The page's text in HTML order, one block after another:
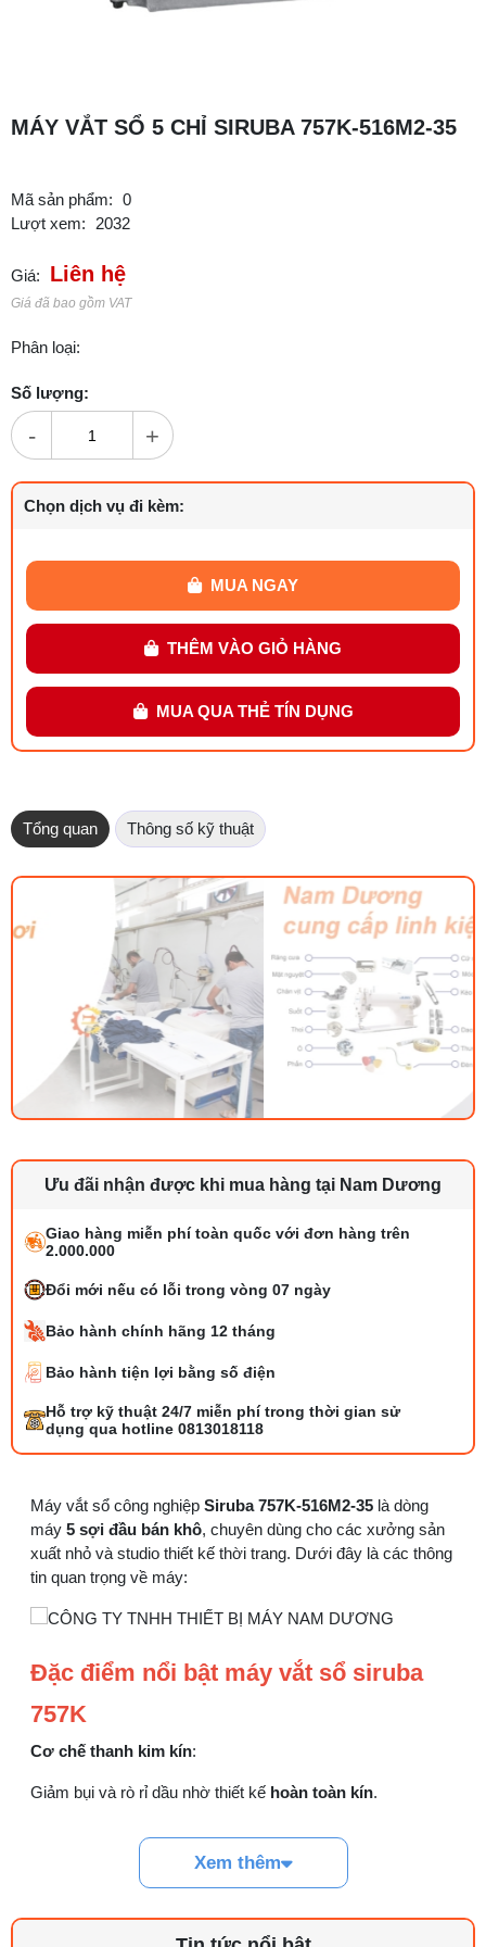
MÁY VẮT SỔ 5 CHỈ SIRUBA 757K-516M2-35
Mã sản phẩm: 0
Lượt xem:
2032
Giá: Liên hệ
Giá đã bao gồm VAT
Phân loại:
Số lượng:
- +
Chọn dịch vụ đi kèm:
MUA NGAY
THÊM VÀO GIỎ HÀNG
MUA QUA THẺ TÍN DỤNG
Tổng quan Thông số kỹ thuật
Ưu đãi nhận được khi mua hàng tại Nam Dương
Giao hàng miễn phí toàn quốc với đơn hàng trên
2.000.000
Đổi mới nếu có lỗi trong vòng 07 ngày
Bảo hành chính hãng 12 tháng
Bảo hành tiện lợi bằng số điện
Hỗ trợ kỹ thuật 24/7 miễn phí trong thời gian sử
dụng qua hotline 0813018118
Máy vắt sổ công nghiệp Siruba 757K-516M2-35 là dòng
máy 5 sợi đầu bán khô, chuyên dùng cho các xưởng sản
xuất nhỏ và studio thiết kế thời trang. Dưới đây là các thông
tin quan trọng về máy:
Đặc điểm nổi bật máy vắt sổ siruba
757K
Cơ chế thanh kim kín:
Giảm bụi và rò rỉ dầu nhờ thiết kế hoàn toàn kín.
truyền động trực tiếpgiúp máy chạy bền bỉ, ít
hệ thống cung cấp dầu chủ động
Xem thêm
Tổng hợp 6 loại kéo cắt vải ngành may
đáng mua
Đồng tiền máy may là gì? Hướng dẫn chỉnh
chỉ đúng
21/07/2026 09:08 AM
thế nào
Cách lắp kim máy vắt sổ đúng chiều tránh
03/08/2026 10:22 AM
29/07/2026 09:14 AM